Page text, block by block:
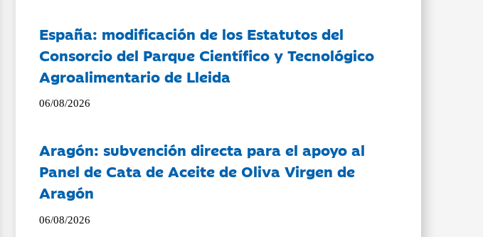
España: modificación de los Estatutos del
Consorcio del Parque Científico y Tecnológico
Agroalimentario de Lleida
06/08/2026
Aragón: subvención directa para el apoyo al
Panel de Cata de Aceite de Oliva Virgen de
Aragón
06/08/2026